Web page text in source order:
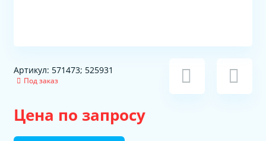
Артикул: 571473; 525931
Под заказ
Цена по запросу